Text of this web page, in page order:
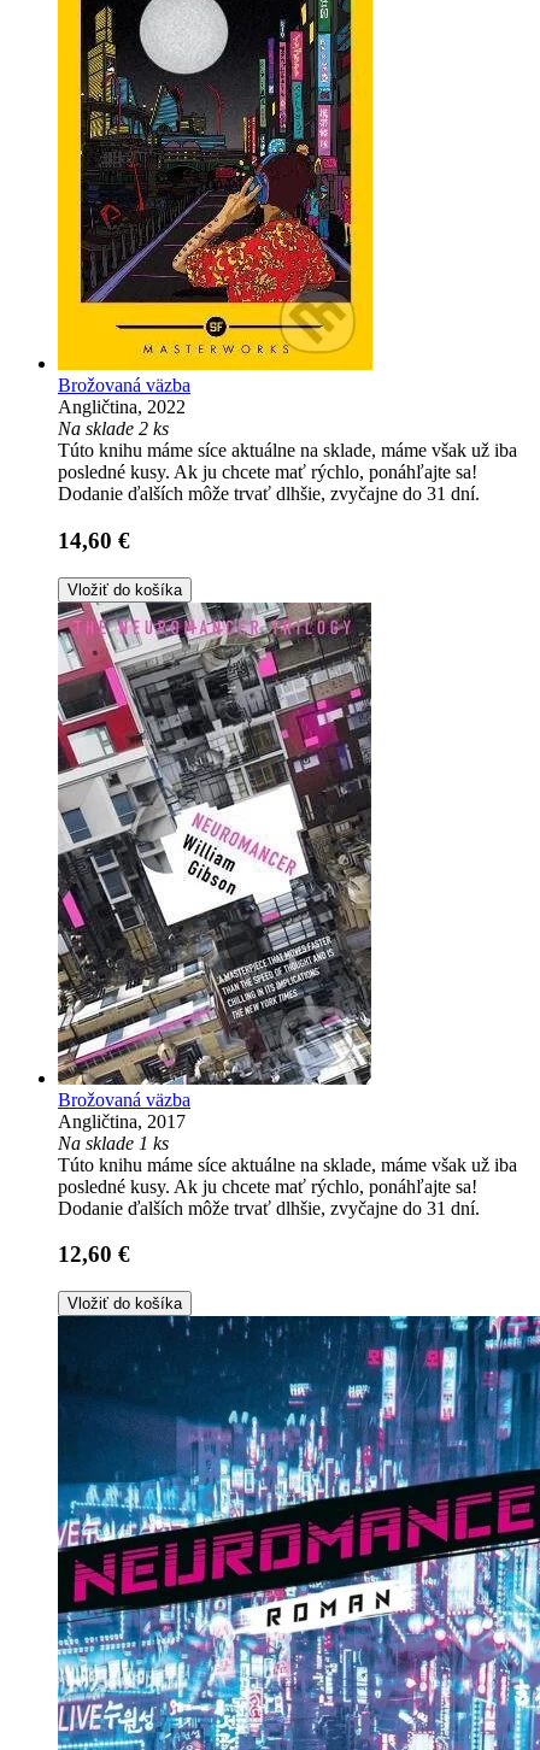
Brožovaná väzba
Angličtina, 2022
Na sklade 2 ks
Túto knihu máme síce aktuálne na sklade, máme však už iba
posledné kusy. Ak ju chcete mať rýchlo, ponáhľajte sa!
Dodanie ďalších môže trvať dlhšie, zvyčajne do 31 dní.
14,60 €
Vložiť do košíka
Brožovaná väzba
Angličtina, 2017
Na sklade 1 ks
Túto knihu máme síce aktuálne na sklade, máme však už iba
posledné kusy. Ak ju chcete mať rýchlo, ponáhľajte sa!
Dodanie ďalších môže trvať dlhšie, zvyčajne do 31 dní.
12,60 €
Vložiť do košíka